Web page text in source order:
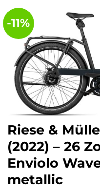
-11%
Riese &
(2022) – 26
Enviolo
metallic